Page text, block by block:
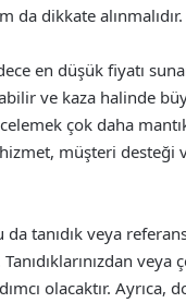
dikkate alınmalıdır.
en düşük fiyatı
ve kaza halinde
çok daha
müşteri
tanıdık veya
veya
olacaktır. Ayrıca,